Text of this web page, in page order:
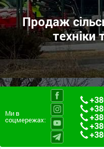
Продаж
техніки
Ми в
соцмережах: